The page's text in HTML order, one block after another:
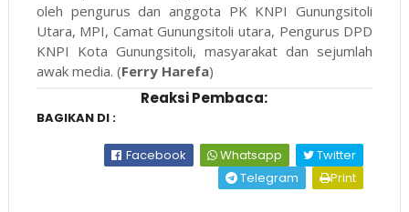
oleh pengurus dan anggota PK KNPI Gunungsitoli
Utara, MPI, Camat Gunungsitoli utara, Pengurus DPD
KNPI Kota Gunungsitoli, masyarakat dan sejumlah
awak media. (Ferry Harefa)
Reaksi Pembaca:
BAGIKAN DI :
Facebook Whatsapp
Twitter
Telegram
Print